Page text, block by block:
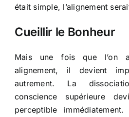
était simple, l’alignement
Cueillir le Bonheur
Mais une fois que l’on
alignement, il devient
autrement. La
conscience supérieure
perceptible